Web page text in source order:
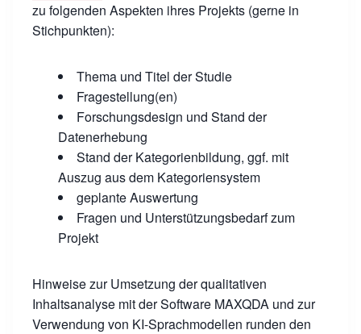
zu folgenden Aspekten ihres Projekts (gerne in
Stichpunkten):
Thema und Titel der Studie
Fragestellung(en)
Forschungsdesign und Stand der
Datenerhebung
Stand der Kategorienbildung, ggf. mit
Auszug aus dem Kategoriensystem
geplante Auswertung
Fragen und Unterstützungsbedarf zum
Projekt
Hinweise zur Umsetzung der qualitativen
Inhaltsanalyse mit der Software MAXQDA und zur
Verwendung von KI-Sprachmodellen runden den